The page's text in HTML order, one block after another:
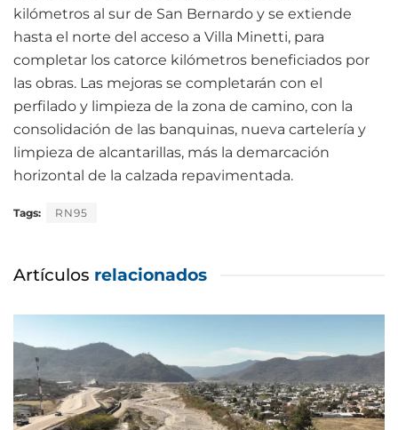
kilómetros al sur de San Bernardo y se extiende
hasta el norte del acceso a Villa Minetti, para
completar los catorce kilómetros beneficiados por
las obras. Las mejoras se completarán con el
perfilado y limpieza de la zona de camino, con la
consolidación de las banquinas, nueva cartelería y
limpieza de alcantarillas, más la demarcación
horizontal de la calzada repavimentada.
Tags: RN95
Artículos relacionados